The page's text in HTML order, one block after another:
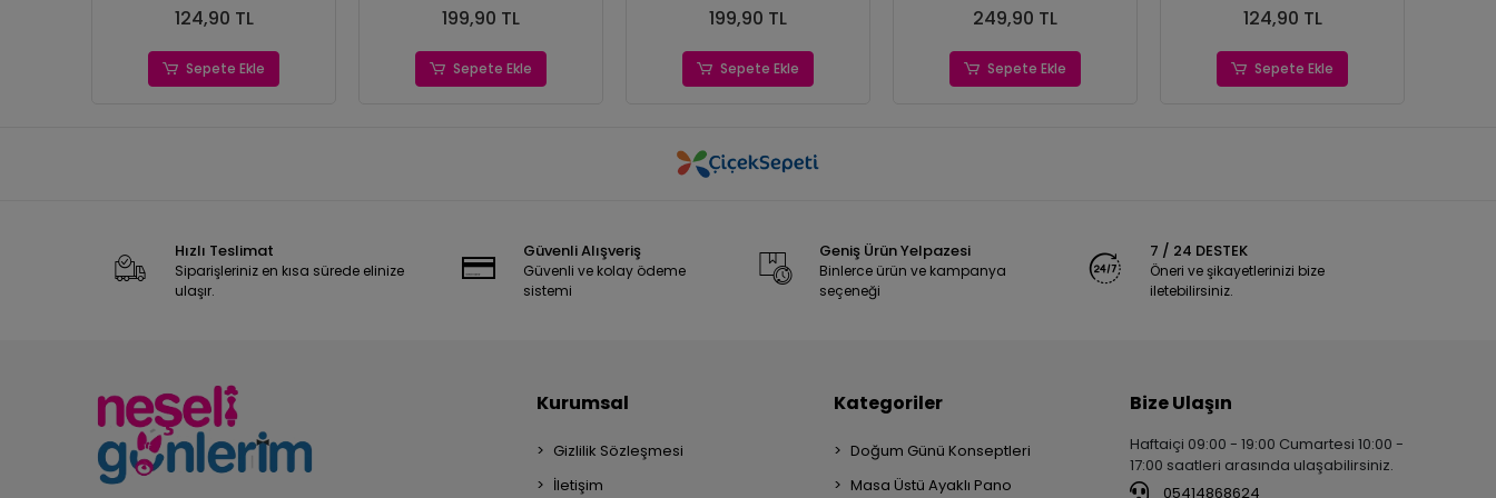
124,90 TL
Sepete Ekle
199,90 TL
Sepete Ekle
199,90 TL
Sepete Ekle
249,90 TL
Sepete Ekle
124,90 TL
Sepete Ekle
Hızlı Teslimat
Siparişleriniz en kısa sürede elinize
ulaşır.
Güvenli Alışveriş
Güvenli ve kolay ödeme
sistemi
Geniş Ürün Yelpazesi
Binlerce ürün ve kampanya
seçeneği
7 / 24 DESTEK
Öneri ve şikayetlerinizi bize
iletebilirsiniz.
Kurumsal
Gizlilik Sözleşmesi
İletişim
Kategoriler
Doğum Günü Konseptleri
Masa Üstü Ayaklı Pano
Bize Ulaşın
Haftaiçi 09:00 - 19:00 Cumartesi 10:00 -
17:00 saatleri arasında ulaşabilirsiniz.
05414868624